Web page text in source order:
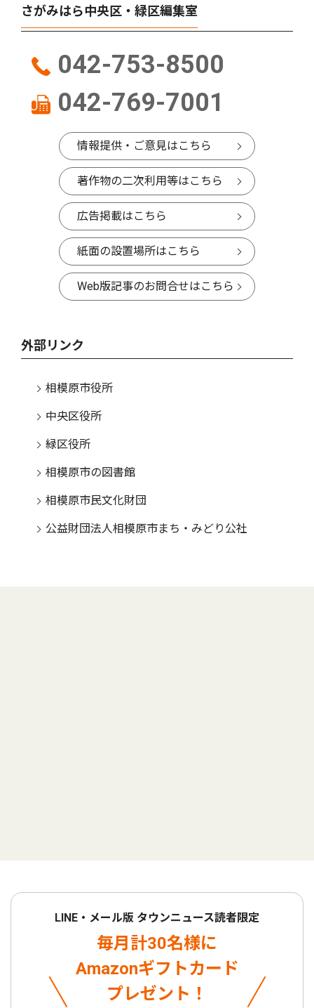
さがみはら中央区・緑区編集室
042-753-8500
042-769-7001
情報提供・ご意見はこちら
著作物の二次利用等はこちら
広告掲載はこちら
紙面の設置場所はこちら
Web版記事のお問合せはこちら
外部リンク
相模原市役所
中央区役所
緑区役所
相模原市の図書館
相模原市民文化財団
公益財団法人相模原市まち・みどり公社
LINE・メール版 タウンニュース読者限定
毎月計30名様に
Amazonギフトカード
プレゼント！